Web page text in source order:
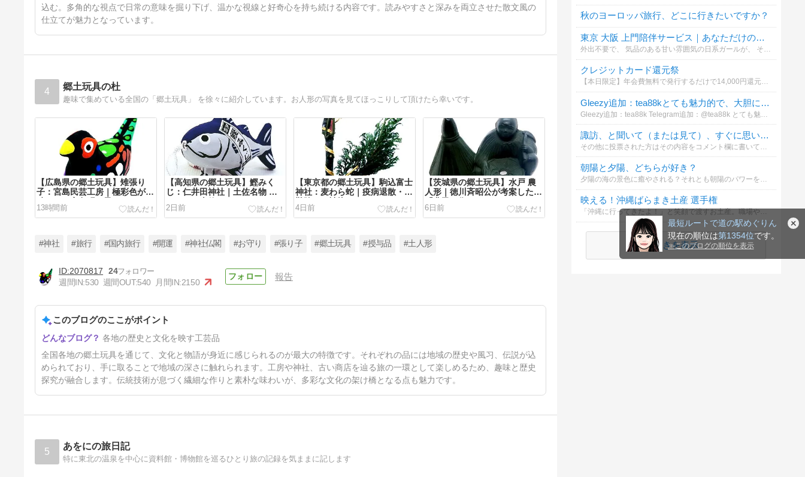
順位
込む。多角的な視点で日常の意味を掘り下げ、温かな視線と好奇心を持ち続ける内容です。読みやすさと深みを両立させた散文風の
仕立てが魅力となっています。
4 郷土玩具の杜
趣味で集めている全国の「郷土玩具」 を徐々に紹介しています。お人形の写真を見てほっこりして頂けたら幸いです。
【広島県の郷土玩具】雉張り
子：宮島民芸工房｜極彩色が素
晴らしい宮島張り子
13時間前
【高知県の郷土玩具】鰹みく
じ：仁井田神社｜土佐名物 カ
ツオの一本釣り！
2日前
【東京都の郷土玩具】駒込富士
神社：麦わら蛇｜疫病退散・水
難除けの神龍
4日前
【茨城県の郷土玩具】水戸 農
人形｜徳川斉昭公が考案した
「農民の像」
6日前
（やわたうま）｜日本三駒が伝
える南部の馬文化
8日前
#神社 #旅行 #国内旅行 #開運 #神社仏閣 #お守り #張り子 #郷土玩具 #授与品 #土人形
2070817
24
週間IN:530 週間OUT:540 月間IN:2150
報告
このブログのここがポイント
各地の歴史と文化を映す工芸品
全国各地の郷土玩具を通じて、文化と物語が身近に感じられるのが最大の特徴です。それぞれの品には地域の歴史や風习、伝説が込
められており、手に取ることで地域の深さに触れられます。工房や神社、古い商店を辿る旅の一環として楽しめるため、趣味と歴史
探究が融合します。伝統技術が息づく繊細な作りと素朴な味わいが、多彩な文化の架け橋となる点も魅力です。
5 あをにの旅日記
特に東北の温泉を中心に資料館・博物館を巡るひとり旅の記録を気ままに記します
秋のヨーロッパ旅行、どこに行きたいですか？
東京 大阪 上門陪伴サービス｜あなただけの優しさが間もなく到着します
外出不要で、 気品のある甘い雰囲気の日系ガールが、 そっとあなたの側に現れ、リラックスした感覚的な時間へと導きます。 興味がある方はグーグルで「YL8861」を検索してみてください。想像以上のサプライズが待っています
クレジットカード還元祭
【本日限定】年会費無料で発行するだけで14,000円還元のクレカ案件についてどう思いますか
Gleezy追加：tea88kとても魅力的で、大胆に遊べる子です。
諏訪、と聞いて（または見て）、すぐに思い浮かぶもの・または行きたいと思う場所は？
その他に投票された方はその内容をコメント欄に書いてくださるとうれしいです。。また、その場合、諏訪地方に近接する場所でついでに行きたいと思う場所などでも結構です。。投票よろしくお願いいたします。。
朝陽と夕陽、どちらが好き？
夕陽の海の景色に癒やされる？それとも朝陽のパワーを感じる？
映える！沖縄ばらまき土産 選手権
「沖縄に行ってきたよ！」と笑顔で渡すお土産。職場や友人、家族など配る相手が多いと、何を選ぶか迷っちゃいますよね。
続きを表示